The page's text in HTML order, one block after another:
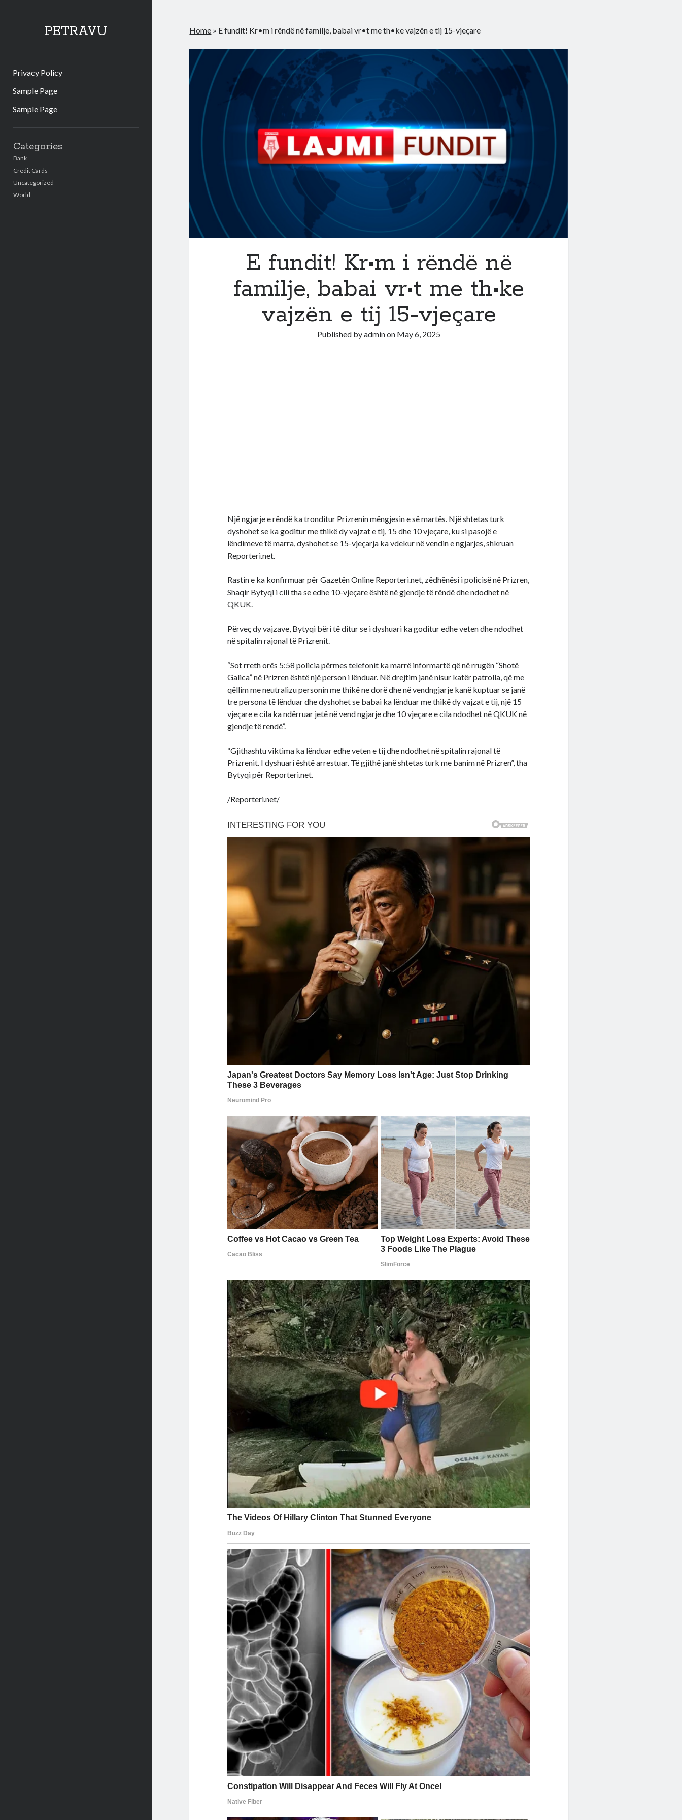
PETRAVU
Privacy Policy
Sample Page
Sample Page
Categories
Bank
Credit Cards
Uncategorized
World
Home » E fundit! Kr•m i rëndë në familje, babai vr•t me th•ke vajzën e tij 15-vjeçare
E fundit! Kr•m i rëndë në
familje, babai vr•t me th•ke
vajzën e tij 15-vjeçare
Published byadminon May 6, 2025
Një ngjarje e rëndë ka tronditur Prizrenin mëngjesin e së martës. Një shtetas turk
dyshohet se ka goditur me thikë dy vajzat e tij, 15 dhe 10 vjeçare, ku si pasojë e
lëndimeve të marra, dyshohet se 15-vjeçarja ka vdekur në vendin e ngjarjes, shkruan
Reporteri.net.
Rastin e ka konfirmuar për Gazetën Online Reporteri.net, zëdhënësi i policisë në Prizren,
Shaqir Bytyqi i cili tha se edhe 10-vjeçare është në gjendje të rëndë dhe ndodhet në
QKUK.
Përveç dy vajzave, Bytyqi bëri të ditur se i dyshuari ka goditur edhe veten dhe ndodhet
në spitalin rajonal të Prizrenit.
“Sot rreth orës 5:58 policia përmes telefonit ka marrë informartë që në rrugën “Shotë
Galica” në Prizren është një person i lënduar. Në drejtim janë nisur katër patrolla, që me
qëllim me neutralizu personin me thikë ne dorë dhe në vendngjarje kanë kuptuar se janë
tre persona të lënduar dhe dyshohet se babai ka lënduar me thikë dy vajzat e tij, një 15
vjeçare e cila ka ndërruar jetë në vend ngjarje dhe 10 vjeçare e cila ndodhet në QKUK në
gjendje të rendë”.
“Gjithashtu viktima ka lënduar edhe veten e tij dhe ndodhet në spitalin rajonal të
Prizrenit. I dyshuari është arrestuar. Të gjithë janë shtetas turk me banim në Prizren”, tha
Bytyqi për Reporteri.net.
/Reporteri.net/